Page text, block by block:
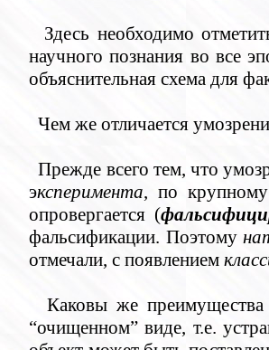
Здесь необходимо
научного познания во все
объяснительная схема для
Чем же отличается
Прежде всего тем, что
эксперимента, по крупному
опровергается (
фальсификации. Поэтому
отмечали, с появлением
Каковы же преимущества
“очищенном” виде, т.е.